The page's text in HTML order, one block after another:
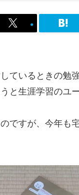
ているときの勉
と生涯学習のユ
ですが、今年も